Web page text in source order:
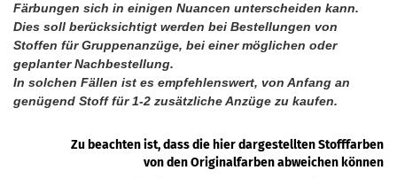
Färbungen sich in einigen Nuancen unterscheiden kann.
Dies soll berücksichtigt werden bei Bestellungen von
Stoffen für Gruppenanzüge, bei einer möglichen oder
geplanter Nachbestellung.
In solchen Fällen ist es empfehlenswert, von Anfang an
genügend Stoff für 1-2 zusätzliche Anzüge zu kaufen.
Zu beachten ist, dass die hier dargestellten Stofffarben
von den Originalfarben abweichen können